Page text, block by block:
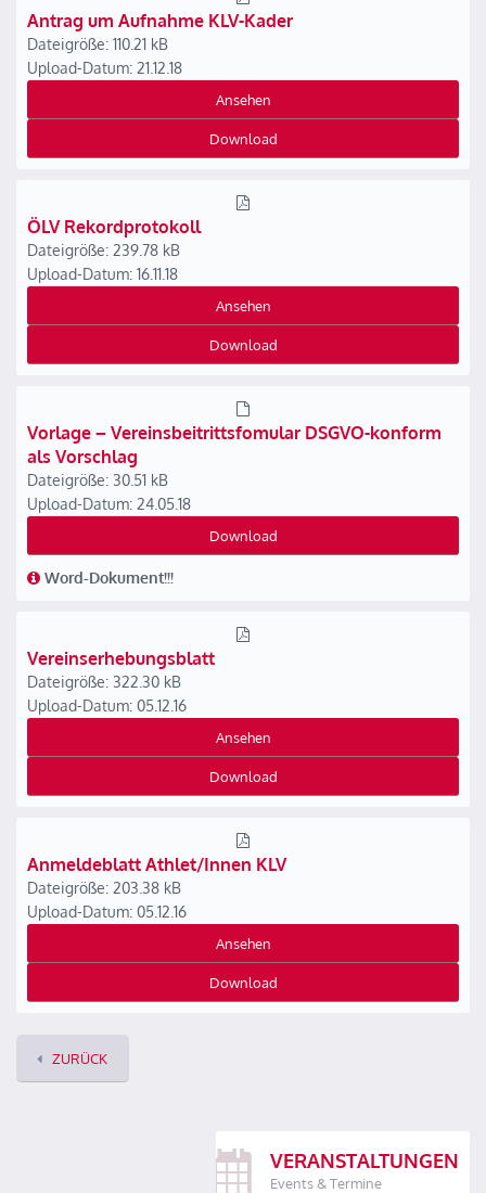
Antrag um Aufnahme KLV-Kader
Dateigröße: 110.21 kB
Upload-Datum: 21.12.18
Ansehen
Download
ÖLV Rekordprotokoll
Dateigröße: 239.78 kB
Upload-Datum: 16.11.18
Ansehen
Download
Vorlage – Vereinsbeitrittsfomular DSGVO-konform
als Vorschlag
Dateigröße: 30.51 kB
Upload-Datum: 24.05.18
Download
Word-Dokument!!!
Vereinserhebungsblatt
Dateigröße: 322.30 kB
Upload-Datum: 05.12.16
Ansehen
Download
Anmeldeblatt Athlet/Innen KLV
Dateigröße: 203.38 kB
Upload-Datum: 05.12.16
Ansehen
Download
ZURÜCK
VERANSTALTUNGEN
Events & Termine